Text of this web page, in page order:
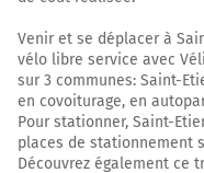
Venir et se déplacer à
vélo libre service avec
sur 3 communes: Saint-
en covoiturage, en
Pour stationner, Saint-
places de stationnement
Découvrez également ce